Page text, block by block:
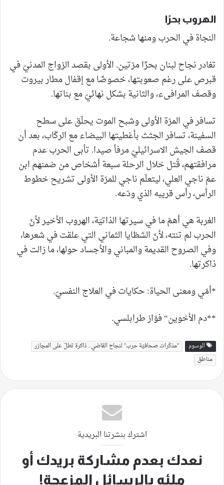
الهروب بحرًا
النجاة في الحرب ومنها شجاعة.
تغادر نجاح لبنان بحرًا مرّتين. الأولى بقصد الزواج المدنيّ في
قبرص على رغم صعوبتها، خصوصًا مع إقفال مطار بيروت
وقصف المرافىء، والثانية بشكل نهائيّ مع بناتها.
تسافر في المرّة الأولى وشبح الموت يحلّق على سطح
السفينة، تسافر الجثث بأغطيتها البيضاء مع الركّاب، بعد أن
قصف الجيش الاسرائيليّ مرفأ صيدا. تأبى الحرب عدم
مرافقتهم، قُتل خلال الرحلة سبعة أشخاص من ضمنهم ابن
عمّ ناجي العلي، ليتعلّم ناجي للمرّة الأولى تشريح خطوط
الرأس، رأس قريبه الذي ودّعه.
الغربة هي أهمّ ما في سيرتها الذاتيّة، الهروب الأخير لأنّ
الحرب لم تنته، لأنّ الشظايا الثماني التي علقت في شعرها،
وفي الصروح القديمة والمباني والأجساد حولها، ما زالت في
ذاكرتها.
*أمّي ومعنى الحياة: حكايات في العلاج النفسيّ.
**دم الأخوين“ فوّاز طرابلسي.
الوسوم
"مذكّرات صحافيّة حرب" لنجاح القاضي.. ذاكرة تطلّ على المجازر
مناطق
اشترك بنشرتنا البريدية
نعدك بعدم مشاركة بريدك أو
ملئه بالرسائل المزعجة!